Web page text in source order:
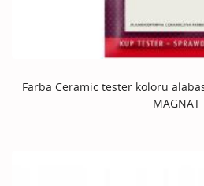
Farba Ceramic tester koloru
MAGNAT